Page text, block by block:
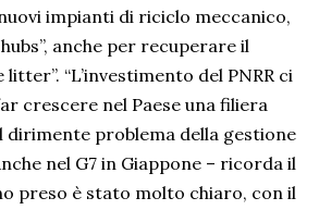
impianti di riciclo meccanico,
anche per recuperare il
“L’investimento del PNRR ci
crescere nel Paese una filiera
dirimente problema della gestione
nel G7 in Giappone – ricorda il
preso è stato molto chiaro, con il